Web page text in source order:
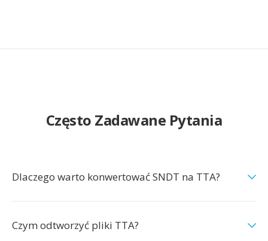
Często Zadawane Pytania
Dlaczego warto konwertować SNDT na TTA?
Czym odtworzyć pliki TTA?